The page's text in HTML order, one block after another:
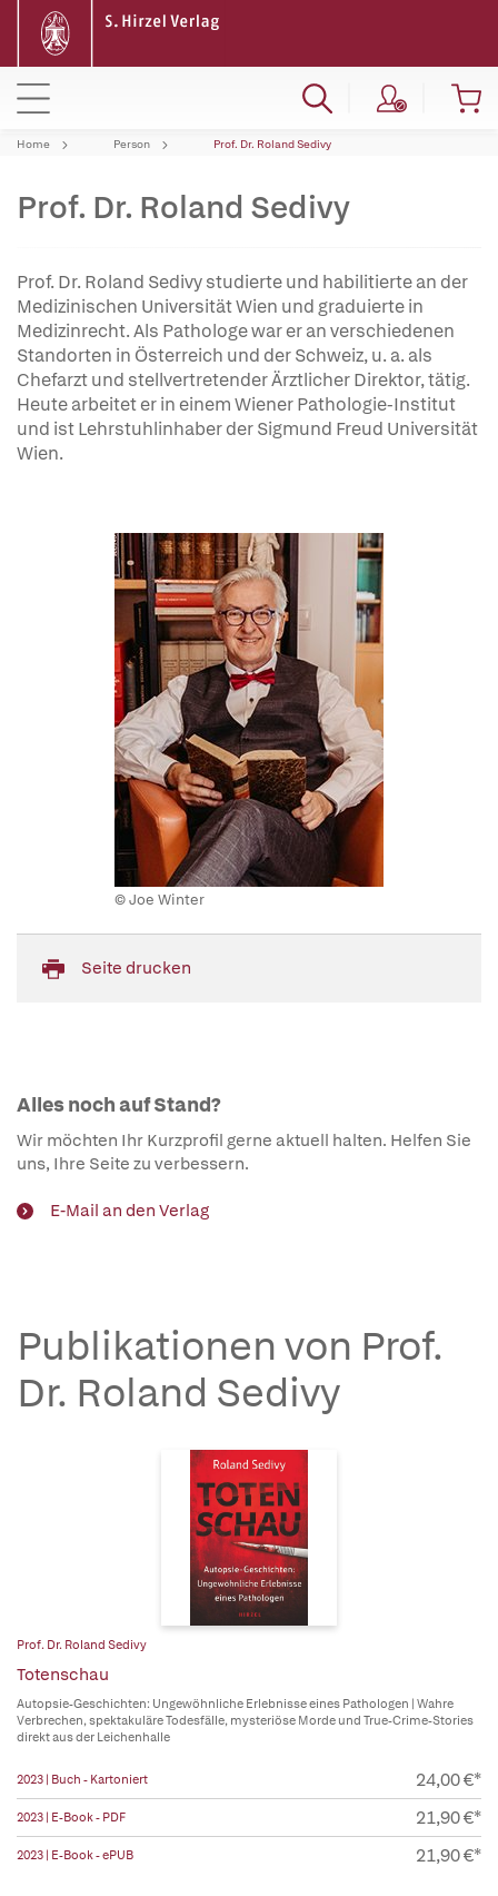
Home Person Prof. Dr. Roland Sedivy
Prof. Dr. Roland Sedivy
Prof. Dr. Roland Sedivy studierte und habilitierte an der
Medizinischen Universität Wien und graduierte in
Medizinrecht. Als Pathologe war er an verschiedenen
Standorten in Österreich und der Schweiz, u. a. als
Chefarzt und stellvertretender Ärztlicher Direktor, tätig.
Heute arbeitet er in einem Wiener Pathologie-Institut
und ist Lehrstuhlinhaber der Sigmund Freud Universität
Wien.
© Joe Winter
Seite drucken
Alles noch auf Stand?
Wir möchten Ihr Kurzprofil gerne aktuell halten. Helfen Sie
uns, Ihre Seite zu verbessern.
E-Mail an den Verlag
Publikationen von Prof.
Dr. Roland Sedivy
Prof. Dr. Roland Sedivy
Totenschau
Autopsie-Geschichten: Ungewöhnliche Erlebnisse eines Pathologen | Wahre
Verbrechen, spektakuläre Todesfälle, mysteriöse Morde und True-Crime-Stories
direkt aus der Leichenhalle
2023 | Buch - Kartoniert 24,00 €*
2023 | E-Book - PDF 21,90 €*
2023 | E-Book - ePUB 21,90 €*